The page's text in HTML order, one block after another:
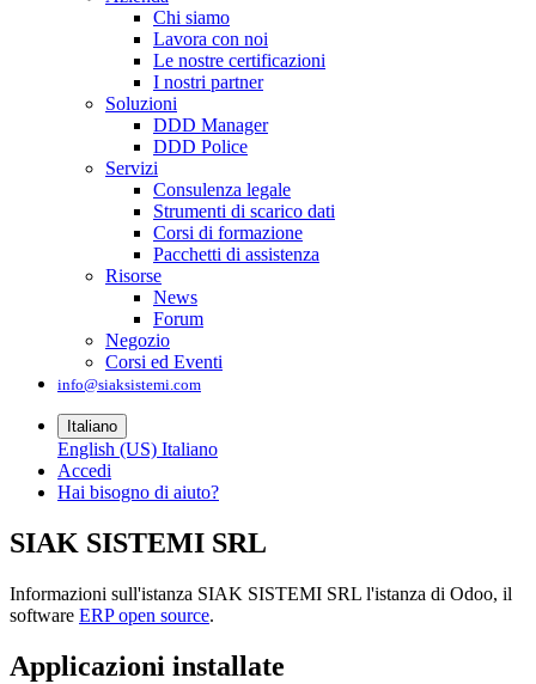
Chi siamo
Lavora con noi
Le nostre certificazioni
I nostri partner
Soluzioni
DDD Manager
DDD Police
Servizi
Consulenza legale
Strumenti di scarico dati
Corsi di formazione
Pacchetti di assistenza
Risorse
News
Forum
Negozio
Corsi ed Eventi
info@siaksistemi.com
Italiano
English (US) Italiano
Accedi
Hai bisogno di aiuto?
SIAK SISTEMI SRL
Informazioni sull'istanza SIAK SISTEMI SRL l'istanza di Odoo, il
software ERP open source.
Applicazioni installate